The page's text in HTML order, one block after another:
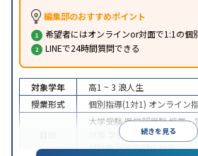
編集部のおすすめポイント
希望者にはオンラインor対面で1:1の個
LINEで24時間質問できる
続きを見る
対象学年 高1 ~ 3 浪人生
授業形式
個別指導(1対1) オンライン
大学受験医学部受験授業・
学習習慣の定着 総合型
試対策学校別特化対策